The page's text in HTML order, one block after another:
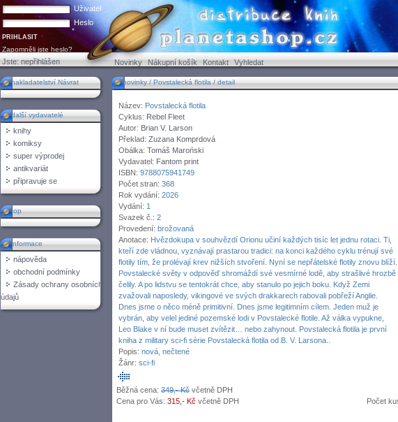
Uživatel
Heslo
Zapomněli jste heslo?
Jste:nepřihlášen Novinky Nákupní košík Kontakt Vyhledat
nakladatelství Návrat
další vydavatelé
knihy
komiksy
super výprodej
antikvariát
připravuje se
top
informace
nápověda
obchodní podmínky
Zásady ochrany osobních
údajů
novinky / Povstalecká flotila / detail
Název: Povstalecká flotila
Cyklus: Rebel Fleet
Autor: Brian V. Larson
Překlad: Zuzana Komprdová
Obálka: Tomáš Maroński
Vydavatel: Fantom print
ISBN: 9788075941749
Počet stran: 368
Rok vydání: 2026
Vydání: 1
Svazek č.: 2
Provedení: brožovaná
Anotace: Hvězdokupa v souhvězdí Orionu učiní každých tisíc let jednu rotaci. Ti,
kteří zde vládnou, vyznávají prastarou tradici: na konci každého cyklu trénují své
flotily tím, že prolévají krev nižších stvoření. Nyní se nepřátelské flotily znovu blíží.
Povstalecké světy v odpověď shromáždí své vesmírné lodě, aby strašlivé hrozbě
čelily. A po lidstvu se tentokrát chce, aby stanulo po jejich boku. Když Zemi
zvažovali naposledy, vikingové ve svých drakkarech rabovali pobřeží Anglie.
Dnes jsme o něco méně primitivní. Dnes jsme legitimním cílem. Jeden muž je
vybrán, aby velel jediné pozemské lodi v Povstalecké flotile. Až válka vypukne,
Leo Blake v ní bude muset zvítězit… nebo zahynout. Povstalecká flotila je první
kniha z military sci-fi série Povstalecká flotila od B. V. Larsona..
Popis: nová, nečtené
Žánr: sci-fi
Běžná cena: 349,- Kč včetně DPH
Cena pro Vás: 315,- Kč včetně DPH Počet